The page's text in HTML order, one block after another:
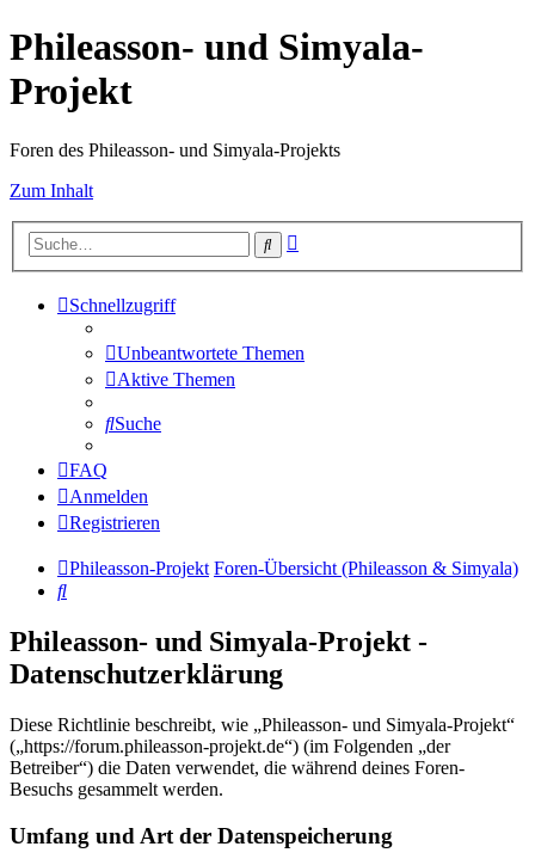
Phileasson- und Simyala-
Projekt
Foren des Phileasson- und Simyala-Projekts
Zum Inhalt
Suche
Schnellzugriff
Unbeantwortete Themen
Aktive Themen
Suche
FAQ
Anmelden
Registrieren
Phileasson-Projekt Foren-Übersicht (Phileasson & Simyala)
Suche
Phileasson- und Simyala-Projekt -
Datenschutzerklärung
Diese Richtlinie beschreibt, wie „Phileasson- und Simyala-Projekt“
(„https://forum.phileasson-projekt.de“) (im Folgenden „der
Betreiber“) die Daten verwendet, die während deines Foren-
Besuchs gesammelt werden.
Umfang und Art der Datenspeicherung